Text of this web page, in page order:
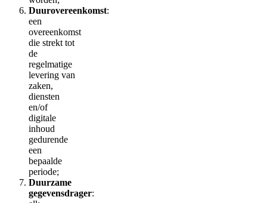
Duurovereenkomst:
een
overeenkomst
die strekt tot
de
regelmatige
levering van
zaken,
diensten
en/of
digitale
inhoud
gedurende
een
bepaalde
periode;
Duurzame
gegevensdrager: